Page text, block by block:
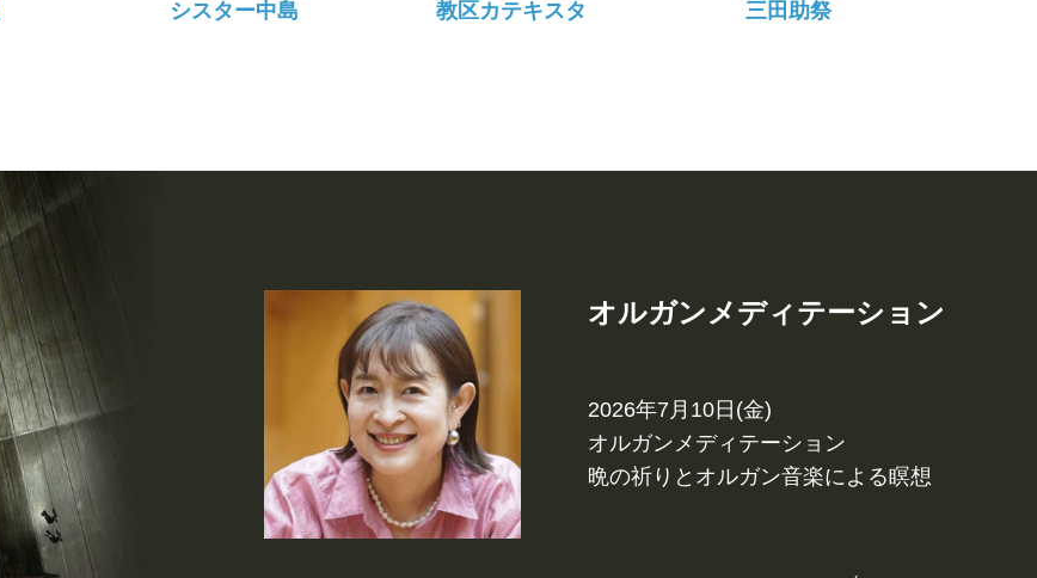
シスター中島 教区カテキスタ 三田助祭
オルガンメディテーション
2026年7月10日(金)
オルガンメディテーション
晩の祈りとオルガン音楽による瞑想